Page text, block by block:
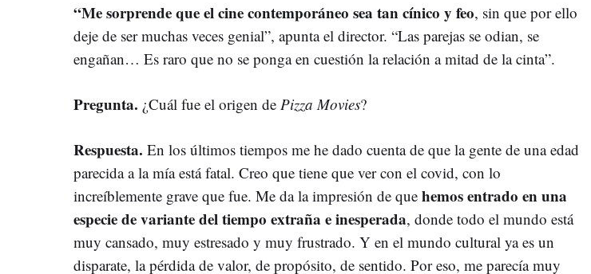
“Me sorprende que el cine contemporáneo sea tan cínico y feo, sin que por ello
deje de ser muchas veces genial”, apunta el director. “Las parejas se odian, se
engañan… Es raro que no se ponga en cuestión la relación a mitad de la cinta”.
Pregunta. ¿Cuál fue el origen de Pizza Movies?
Respuesta. En los últimos tiempos me he dado cuenta de que la gente de una edad
parecida a la mía está fatal. Creo que tiene que ver con el covid, con lo
increíblemente grave que fue. Me da la impresión de que hemos entrado en una
especie de variante del tiempo extraña e inesperada, donde todo el mundo está
muy cansado, muy estresado y muy frustrado. Y en el mundo cultural ya es un
disparate, la pérdida de valor, de propósito, de sentido. Por eso, me parecía muy